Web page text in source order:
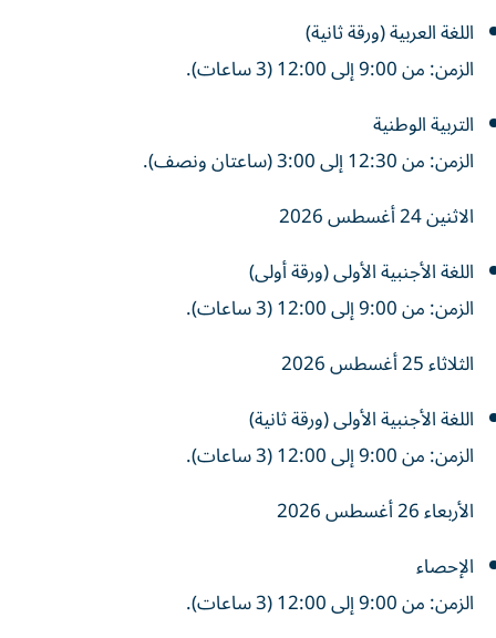
اللغة العربية (ورقة ثانية)
الزمن: من 9:00 إلى 12:00 (3 ساعات).
التربية الوطنية
الزمن: من 12:30 إلى 3:00 (ساعتان ونصف).
الاثنين 24 أغسطس 2026
اللغة الأجنبية الأولى (ورقة أولى)
الزمن: من 9:00 إلى 12:00 (3 ساعات).
الثلاثاء 25 أغسطس 2026
اللغة الأجنبية الأولى (ورقة ثانية)
الزمن: من 9:00 إلى 12:00 (3 ساعات).
الأربعاء 26 أغسطس 2026
الإحصاء
الزمن: من 9:00 إلى 12:00 (3 ساعات).